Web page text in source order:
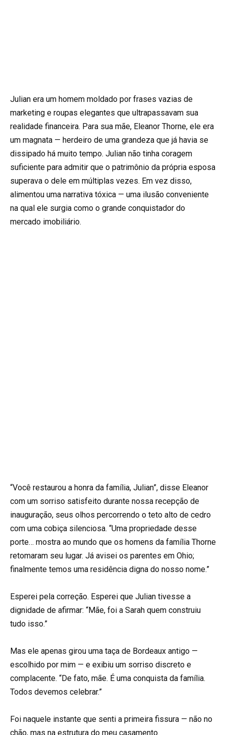
Julian era um homem moldado por frases vazias de
marketing e roupas elegantes que ultrapassavam sua
realidade financeira. Para sua mãe, Eleanor Thorne, ele era
um magnata — herdeiro de uma grandeza que já havia se
dissipado há muito tempo. Julian não tinha coragem
suficiente para admitir que o patrimônio da própria esposa
superava o dele em múltiplas vezes. Em vez disso,
alimentou uma narrativa tóxica — uma ilusão conveniente
na qual ele surgia como o grande conquistador do
mercado imobiliário.
“Você restaurou a honra da família, Julian”, disse Eleanor
com um sorriso satisfeito durante nossa recepção de
inauguração, seus olhos percorrendo o teto alto de cedro
com uma cobiça silenciosa. “Uma propriedade desse
porte… mostra ao mundo que os homens da família Thorne
retomaram seu lugar. Já avisei os parentes em Ohio;
finalmente temos uma residência digna do nosso nome.”
Esperei pela correção. Esperei que Julian tivesse a
dignidade de afirmar: “Mãe, foi a Sarah quem construiu
tudo isso.”
Mas ele apenas girou uma taça de Bordeaux antigo —
escolhido por mim — e exibiu um sorriso discreto e
complacente. “De fato, mãe. É uma conquista da família.
Todos devemos celebrar.”
Foi naquele instante que senti a primeira fissura — não no
chão, mas na estrutura do meu casamento.